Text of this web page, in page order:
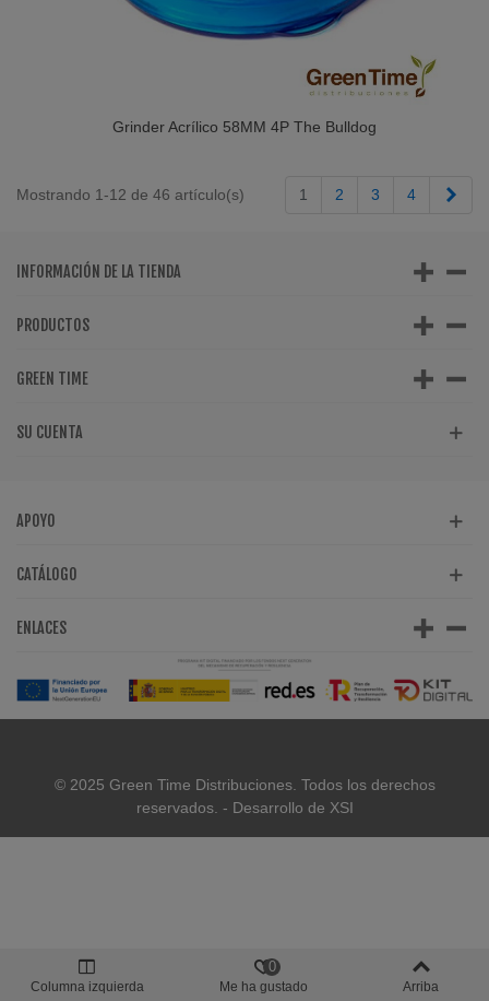
Grinder Acrílico 58MM 4P The Bulldog
Mostrando 1-12 de 46 artículo(s) 1 2 3 4
INFORMACIÓN DE LA TIENDA
PRODUCTOS
GREEN TIME
SU CUENTA
APOYO
CATÁLOGO
ENLACES
© 2025 Green Time Distribuciones. Todos los derechos
reservados. - Desarrollo de XSI
Columna izquierda Me ha gustado
0
Arriba